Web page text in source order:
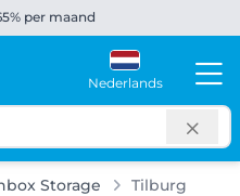
per maand
Nederlands
Storage Tilburg